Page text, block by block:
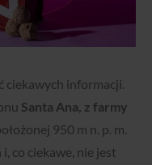
ciekawych informacji.
Santa Ana, z farmy
950 m n. p. m.
co ciekawe, nie jest